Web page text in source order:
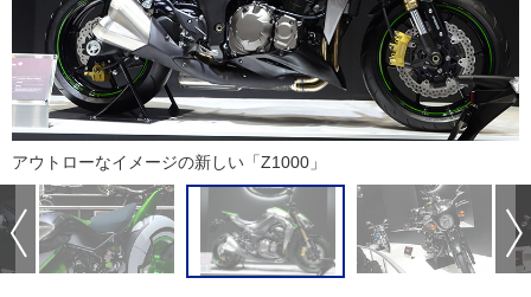
アウトローなイメージの新しい「Z1000」